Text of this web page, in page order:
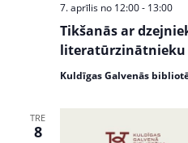
Tikšanās ar
literatūrzinātnieku
7. aprīlis no 12:00- 13:00
Kuldīgas Galvenās
TRE
8